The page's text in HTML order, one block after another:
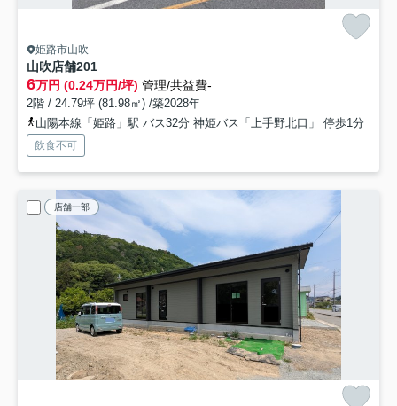
姫路市山吹
山吹店舗201
6万円 (0.24万円/坪) 管理/共益費-
2階 / 24.79坪 (81.98㎡) /築2028年
山陽本線「姫路」駅 バス32分 神姫バス「上手野北口」 停歩1分
飲食不可
店舗一部